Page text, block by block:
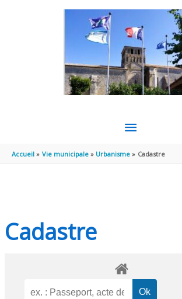
MENU
PRINCIPAL
Accueil Vie municipale Urbanisme Cadastre
Cadastre